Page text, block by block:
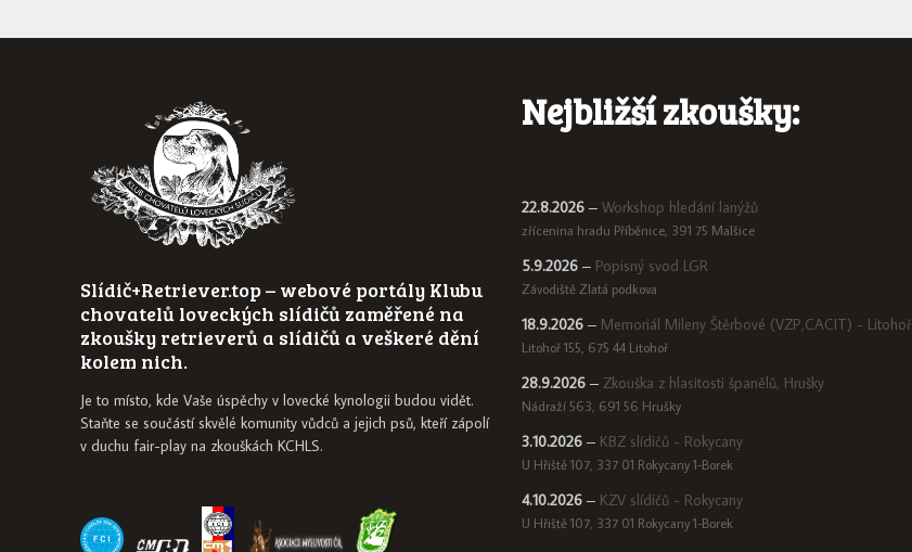
Slídič+Retriever.top – webové portály Klubu
chovatelů loveckých slídičů zaměřené na
zkoušky retrieverů a slídičů a veškeré dění
kolem nich.
Je to místo, kde Vaše úspěchy v lovecké kynologii budou vidět.
Staňte se součástí skvělé komunity vůdců a jejich psů, kteří zápolí
v duchu fair-play na zkouškách KCHLS.
Nejbližší zkoušky:
22.8.2026– Workshop hledání lanýžů
zřícenina hradu Příběnice, 391 75 Malšice
5.9.2026– Popisný svod LGR
Závodiště Zlatá podkova
18.9.2026– Memoriál Mileny Štěrbové (VZP,CACIT) - Litohoř
Litohoř 155, 675 44 Litohoř
28.9.2026– Zkouška z hlasitosti španělů, Hrušky
Nádraží 563, 691 56 Hrušky
3.10.2026– KBZ slídičů - Rokycany
U Hřiště 107, 337 01 Rokycany 1-Borek
4.10.2026– KZV slídičů - Rokycany
U Hřiště 107, 337 01 Rokycany 1-Borek